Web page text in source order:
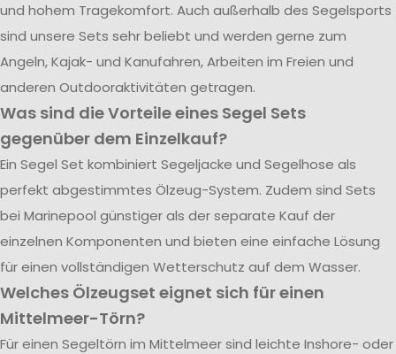
und hohem Tragekomfort. Auch außerhalb des Segelsports
sind unsere Sets sehr beliebt und werden gerne zum
Angeln, Kajak- und Kanufahren, Arbeiten im Freien und
anderen Outdooraktivitäten getragen.
Was sind die Vorteile eines Segel Sets
gegenüber dem Einzelkauf?
Ein Segel Set kombiniert Segeljacke und Segelhose als
perfekt abgestimmtes Ölzeug-System. Zudem sind Sets
bei Marinepool günstiger als der separate Kauf der
einzelnen Komponenten und bieten eine einfache Lösung
für einen vollständigen Wetterschutz auf dem Wasser.
Welches Ölzeugset eignet sich für einen
Mittelmeer-Törn?
Für einen Segeltörn im Mittelmeer sind leichte Inshore- oder